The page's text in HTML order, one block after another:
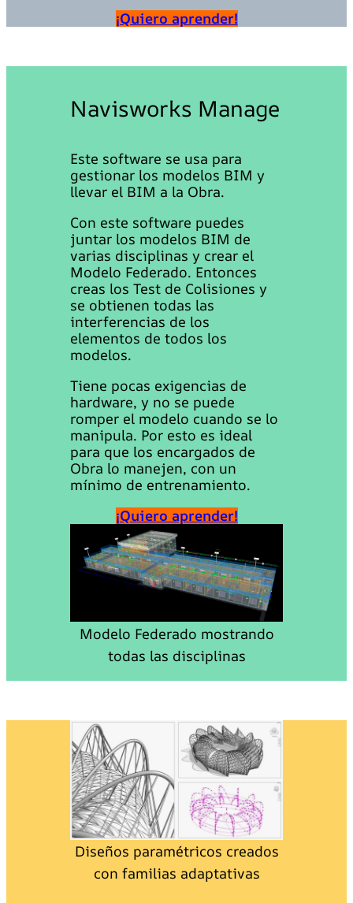
¡Quiero aprender!
Navisworks Manage
Este software se usa para
gestionar los modelos BIM y
llevar el BIM a la Obra.
Con este software puedes
juntar los modelos BIM de
varias disciplinas y crear el
Modelo Federado. Entonces
creas los Test de Colisiones y
se obtienen todas las
interferencias de los
elementos de todos los
modelos.
Tiene pocas exigencias de
hardware, y no se puede
romper el modelo cuando se lo
manipula. Por esto es ideal
para que los encargados de
Obra lo manejen, con un
mínimo de entrenamiento.
¡Quiero aprender!
Modelo Federado mostrando
todas las disciplinas
Diseños paramétricos creados
con familias adaptativas